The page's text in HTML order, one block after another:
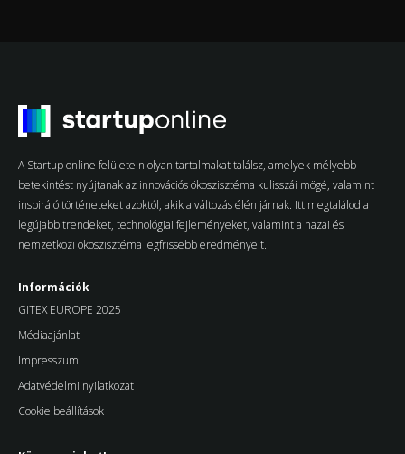
A Startup online felületein olyan tartalmakat találsz, amelyek mélyebb
betekintést nyújtanak az innovációs ökoszisztéma kulisszái mögé, valamint
inspiráló történeteket azoktól, akik a változás élén járnak. Itt megtalálod a
legújabb trendeket, technológiai fejleményeket, valamint a hazai és
nemzetközi ökoszisztéma legfrissebb eredményeit.
Információk
GITEX EUROPE 2025
Médiaajánlat
Impresszum
Adatvédelmi nyilatkozat
Cookie beállítások